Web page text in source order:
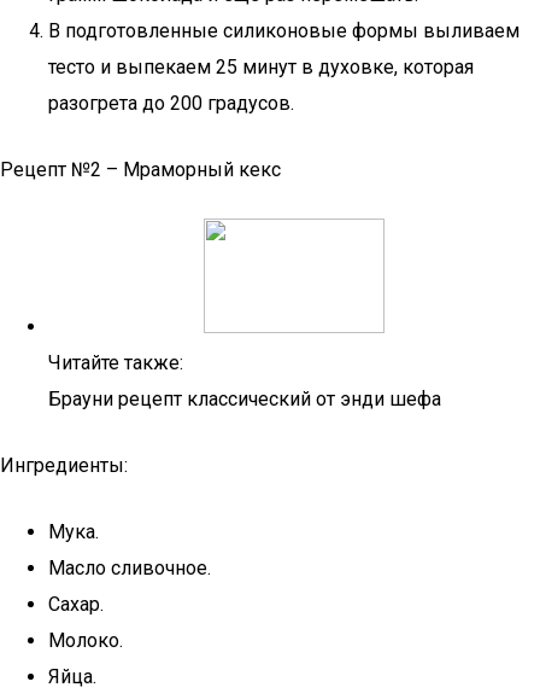
В подготовленные силиконовые формы выливаем
тесто и выпекаем 25 минут в духовке, которая
разогрета до 200 градусов.
Рецепт №2 – Мраморный кекс
Читайте также:
Брауни рецепт классический от энди шефа
Ингредиенты:
Мука.
Масло сливочное.
Сахар.
Молоко.
Яйца.